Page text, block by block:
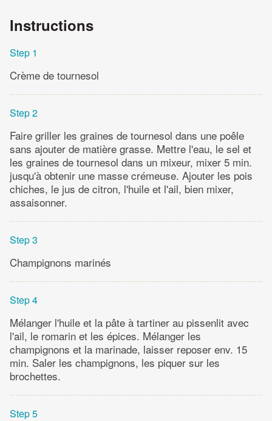
Instructions
Step 1
Crème de tournesol
Step 2
Faire griller les graines de tournesol dans une poêle
sans ajouter de matière grasse. Mettre l'eau, le sel et
les graines de tournesol dans un mixeur, mixer 5 min.
jusqu'à obtenir une masse crémeuse. Ajouter les pois
chiches, le jus de citron, l'huile et l'ail, bien mixer,
assaisonner.
Step 3
Champignons marinés
Step 4
Mélanger l'huile et la pâte à tartiner au pissenlit avec
l'ail, le romarin et les épices. Mélanger les
champignons et la marinade, laisser reposer env. 15
min. Saler les champignons, les piquer sur les
brochettes.
Step 5